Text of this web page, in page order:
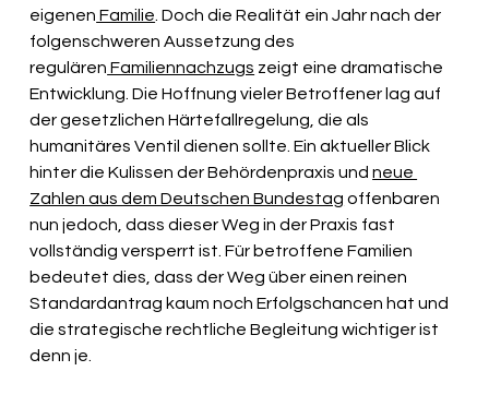
eigenen Familie . Doch die Realität ein Jahr nach der
folgenschweren Aussetzung des
regulären Familiennachzugs zeigt eine dramatische
Entwicklung. Die Hoffnung vieler Betroffener lag auf
der gesetzlichen Härtefallregelung, die als
humanitäres Ventil dienen sollte. Ein aktueller Blick
hinter die Kulissen der Behördenpraxis und neue
Zahlen aus dem Deutschen Bundestag offenbaren
nun jedoch, dass dieser Weg in der Praxis fast
vollständig versperrt ist. Für betroffene Familien
bedeutet dies, dass der Weg über einen reinen
Standardantrag kaum noch Erfolgschancen hat und
die strategische rechtliche Begleitung wichtiger ist
denn je.